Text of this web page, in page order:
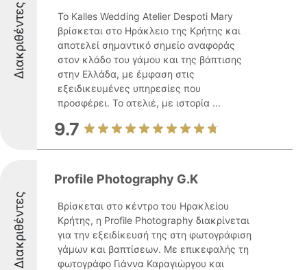
Διακριθέντες
Το Kalles Wedding Atelier Despoti Mary
βρίσκεται στο Ηράκλειο της Κρήτης και
αποτελεί σημαντικό σημείο αναφοράς
στον κλάδο του γάμου και της βάπτισης
στην Ελλάδα, με έμφαση στις
εξειδικευμένες υπηρεσίες που
προσφέρει. Το ατελιέ, με ιστορία ...
9.7
Διακριθέντες
Profile Photography G.K
Βρίσκεται στο κέντρο του Ηρακλείου
Κρήτης, η Profile Photography διακρίνεται
για την εξειδίκευσή της στη φωτογράφιση
γάμων και βαπτίσεων. Με επικεφαλής τη
φωτογράφο Γιάννα Καραγιώργου και